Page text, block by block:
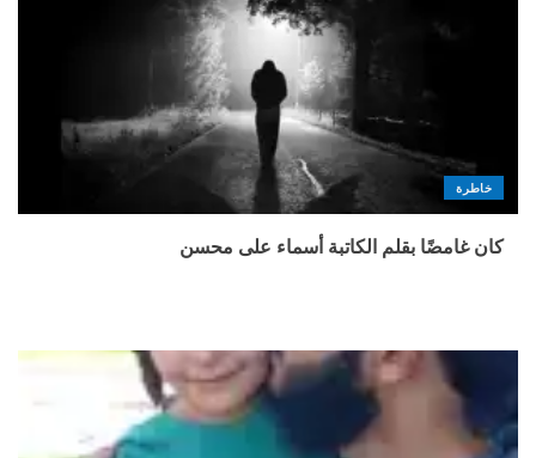
خاطرة
كان غامضًا بقلم الكاتبة أسماء على محسن